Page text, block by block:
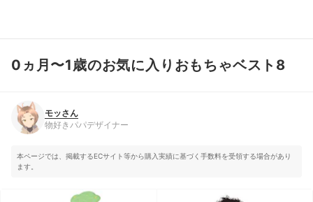
モッさん
物好きパパデザイナー
0ヵ月〜1歳のお気に入りおもちゃベスト8
モッさん
物好きパパデザイナー
本ページでは、掲載するECサイト等から購入実績に基づく手数料を受領する場合があり
ます。